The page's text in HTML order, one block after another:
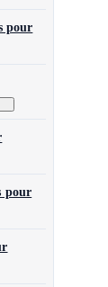
pour
pour